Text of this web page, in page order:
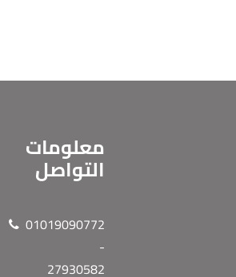
معلومات
التواصل
01019090772
-
27930582